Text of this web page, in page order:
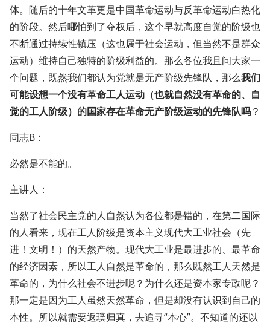
体。随后的十年文革更是中国革命运动与反革命运动白热化
的阶段。然后哪怕到了夺权后，这个早就高度自觉的阶级也
不断通过持续性镇压（这也属于社会运动，但当然不是群众
运动）维持自己独特的阶级利益的。那么各位我且问大家一
个问题，既然我们都认为党就是无产阶级先锋队，那么我们
可能设想一个没有革命工人运动（也就自然没有革命的、自
觉的工人阶级）的国家存在革命无产阶级运动的先锋队吗？
同志B：
必然是不能的。
主讲人：
当然了社会民主党的人自然认为各位都是错的，在第二国际
的人看来，现在工人阶级是资本主义现代大工业社会（先
进！文明！）的天然产物。现代大工业是最进步的、最革命
的经济因素，所以工人自然是革命的，那么既然工人天然是
革命的，为什么社会不进步呢？为什么还是资本家专政呢？
那一定是因为工人虽然天然革命，但是却没有认识到自己的
本性。所以就需要返璞归真，去追寻“本心”。不知道的还以